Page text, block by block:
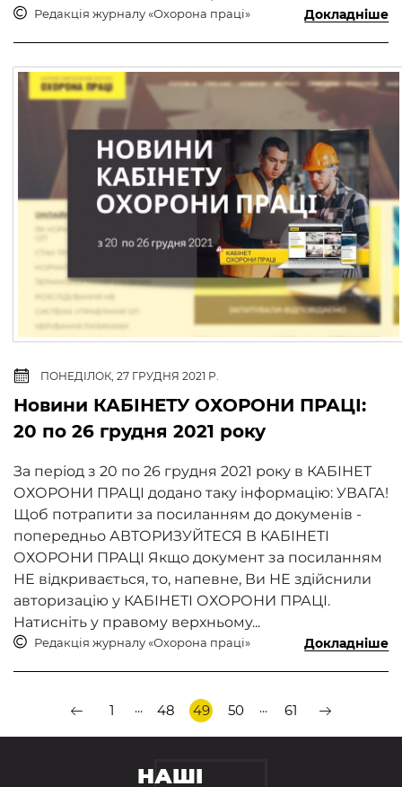
Редакція журналу «Охорона праці» Докладніше
ПОНЕДІЛОК, 27 ГРУДНЯ 2021 Р.
Новини КАБІНЕТУ ОХОРОНИ ПРАЦІ:
20 по 26 грудня 2021 року
За період з 20 по 26 грудня 2021 року в КАБІНЕТ
ОХОРОНИ ПРАЦІ додано таку інформацію: УВАГА!
Щоб потрапити за посиланням до докуменів -
попередньо АВТОРИЗУЙТЕСЯ В КАБІНЕТІ
ОХОРОНИ ПРАЦІ Якщо документ за посиланням
НЕ відкривається, то, напевне, Ви НЕ здійснили
авторизацію у КАБІНЕТІ ОХОРОНИ ПРАЦІ.
Натисніть у правому верхньому...
Редакція журналу «Охорона праці» Докладніше
1 ... 48 49 50 ... 61
НАШІ